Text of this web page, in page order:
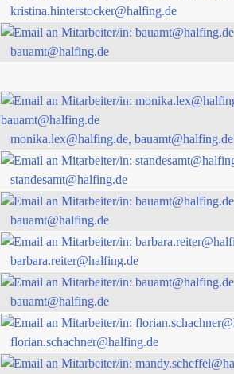
kristina.hinterstocker@halfing.de
bauamt@halfing.de
monika.lex@halfing.de, bauamt@halfing.de
standesamt@halfing.de
bauamt@halfing.de
barbara.reiter@halfing.de
bauamt@halfing.de
florian.schachner@halfing.de